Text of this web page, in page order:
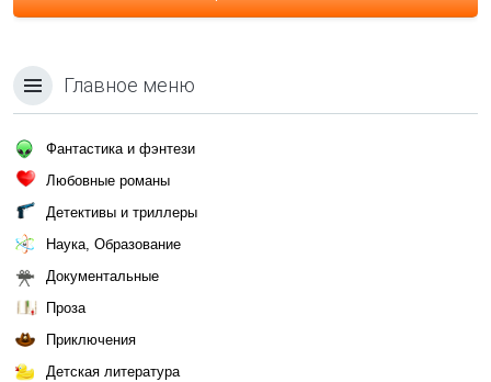
Главное меню
Фантастика и фэнтези
Любовные романы
Детективы и триллеры
Наука, Образование
Документальные
Проза
Приключения
Детская литература